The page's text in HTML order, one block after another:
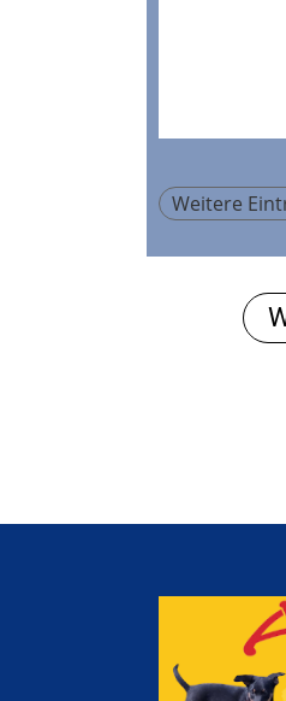
Weitere